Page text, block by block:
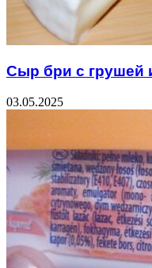
Сыр бри с грушей
03.05.2025